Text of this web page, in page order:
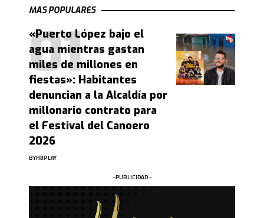
MAS POPULARES
«Puerto López bajo el
agua mientras gastan
miles de millones en
fiestas»: Habitantes
denuncian a la Alcaldía por
millonario contrato para
el Festival del Canoero
2026
BYHBPLAY
-PUBLICIDAD -